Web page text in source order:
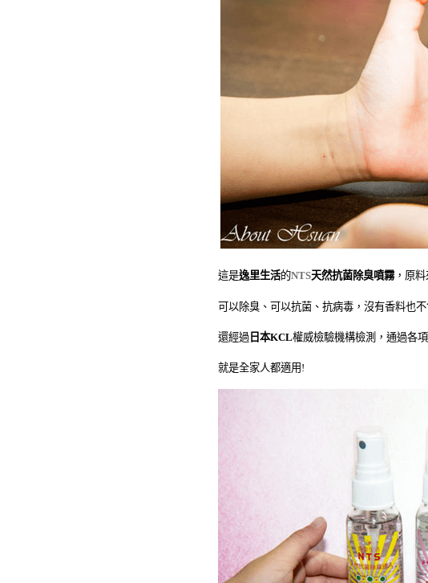
這是逸里生活的NTS天然抗菌除臭噴霧，原料
可以除臭、可以抗菌、抗病毒，沒有香料也不
還經過 日本KCL權威檢驗機構檢測，通過各
就是全家人都適用 !